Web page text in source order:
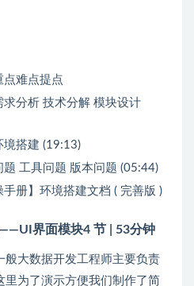
难点提点
分析 技术分解 模块设计
境搭建 (19:13)
工具问题 版本问题 (05:44)
册】环境搭建文档 ( 完善版 )
界面模块4 节 | 53分钟
般大数据开发工程师主要负责
里为了演示方便我们制作了简